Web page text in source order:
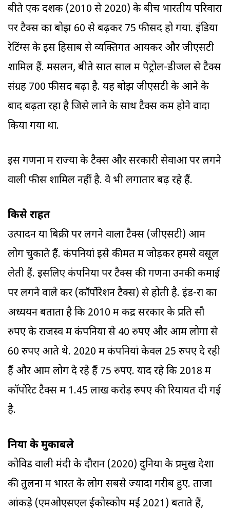
बीते एक दशक (2010 से 2020) के बीच भारतीय परिवारों
पर टैक्स का बोझ 60 से बढ़कर 75 फीसद हो गया. इंडिया
रेटिंग्स के इस हिसाब से व्यक्तिगत आयकर और जीएसटी
शामिल हैं. मसलन, बीते सात साल में पेट्रोल-डीजल से टैक्स
संग्रह 700 फीसद बढ़ा है. यह बोझ जीएसटी के आने के
बाद बढ़ता रहा है जिसे लाने के साथ टैक्स कम होने वादा
किया गया था.
इस गणना में राज्यों के टैक्स और सरकारी सेवाओं पर लगने
वाली फीस शामिल नहीं है. वे भी लगातार बढ़ रहे हैं.
किसे राहत
उत्पादन या बिक्री पर लगने वाला टैक्स (जीएसटी) आम
लोग चुकाते हैं. कंपनियां इसे कीमत में जोड़कर हमसे वसूल
लेती हैं. इसलिए कंपनियों पर टैक्स की गणना उनकी कमाई
पर लगने वाले कर (कॉर्पोरेशन टैक्स) से होती है. इंड-रा का
अध्ययन बताता है कि 2010 में केंद्र सरकार के प्रति सौ
रुपए के राजस्व में कंपनियों से 40 रुपए और आम लोगों से
60 रुपए आते थे. 2020 में कंपनियां केवल 25 रुपए दे रही
हैं और आम लोग दे रहे हैं 75 रुपए. याद रहे कि 2018 में
कॉर्पोरेट टैक्स में 1.45 लाख करोड़ रुपए की रियायत दी गई
है.
दुनिया के मुकाबले
कोविड वाली मंदी के दौरान (2020) दुनिया के प्रमुख देशों
की तुलना में भारत के लोग सबसे ज्यादा गरीब हुए. ताजा
आंकड़े (एमओएसएल ईकोस्कोप मई 2021) बताते हैं,